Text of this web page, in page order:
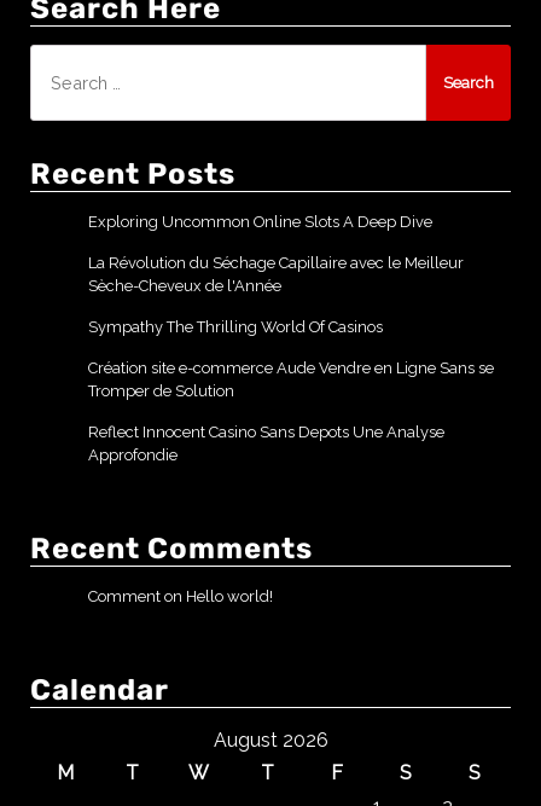
Search Here
for:
Recent Posts
Exploring Uncommon Online Slots A Deep Dive
La Révolution du Séchage Capillaire avec le Meilleur
Sèche-Cheveux de l'Année
Sympathy The Thrilling World Of Casinos
Création site e-commerce Aude Vendre en Ligne Sans se
Tromper de Solution
Reflect Innocent Casino Sans Depots Une Analyse
Approfondie
Recent Comments
Comment on Hello world!
Calendar
August 2026
M
T W T F S
S